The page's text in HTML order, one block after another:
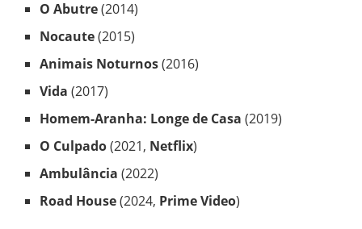
O Abutre(2014)
Nocaute(2015)
Animais Noturnos(2016)
Vida (2017)
Homem-Aranha: Longe de Casa (2019)
O Culpado(2021, Netflix)
Ambulância (2022)
Road House(2024, Prime Video)